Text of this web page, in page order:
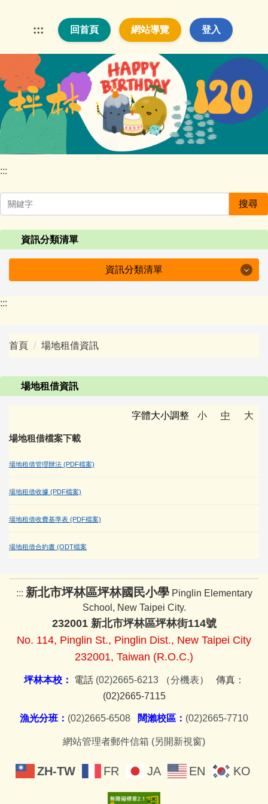
要
內
容
區
::: 回首頁 網站導覽 登入
:::
搜尋
資訊分類清單
資訊分類清單
防疫專區
會議紀錄
十二年國教資訊
下載專區
班級園地
家長會
臺灣母語日專區
教師諮商輔導支持系統服務
:::
首頁 場地租借資訊
場地租借資訊
字體大小調整 小 中 大
場地租借檔案下載
場地租借管理辦法 (PDF檔案)
場地租借收據 (PDF檔案)
場地租借收費基準表 (PDF檔案)
場地租借合約書 (ODT檔案
::: 新北市坪林區坪林國民小學 Pinglin Elementary
School, New Taipei City.
232001 新北市坪林區坪林街114號
No. 114, Pinglin St., Pinglin Dist., New Taipei City
232001, Taiwan (R.O.C.)
坪林本校： 電話 (02)2665-6213（分機表） 傳真：
(02)2665-7115
漁光分班： (02)2665-6508 闊瀨校區： (02)2665-7710
網站管理者郵件信箱 (另開新視窗)
ZH-TW FR JA EN KO